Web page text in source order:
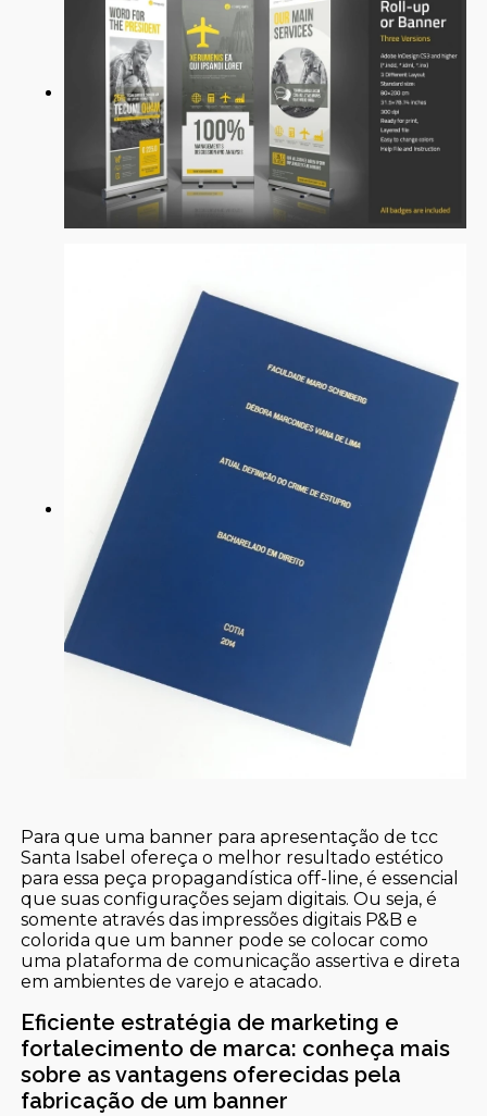
Para que uma banner para apresentação de tcc
Santa Isabel ofereça o melhor resultado estético
para essa peça propagandística off-line, é essencial
que suas configurações sejam digitais. Ou seja, é
somente através das impressões digitais P&B e
colorida que um banner pode se colocar como
uma plataforma de comunicação assertiva e direta
em ambientes de varejo e atacado.
Eficiente estratégia de marketing e
fortalecimento de marca: conheça mais
sobre as vantagens oferecidas pela
fabricação de um banner